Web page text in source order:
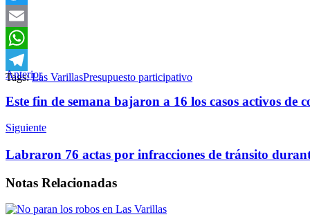
Twitter
Email
WhatsApp
Telegram
Tags: Las VarillasPresupuesto participativo
Anterior
Este fin de semana bajaron a 16 los casos activos de
Siguiente
Labraron 76 actas por infracciones de tránsito
Notas Relacionadas